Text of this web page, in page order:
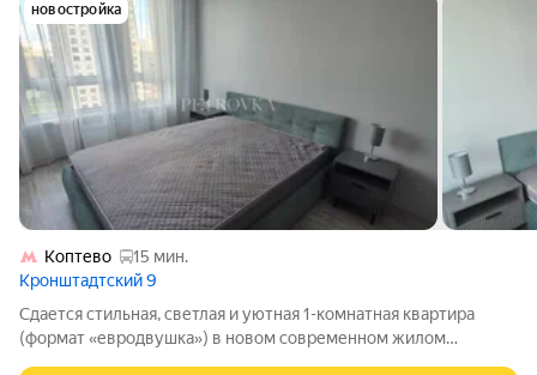
новостройка
Коптево
15 мин.
Кронштадтский 9
Сдается стильная, светлая и уютная 1-комнатная квартира
(формат «евродвушка») в новом современном жилом